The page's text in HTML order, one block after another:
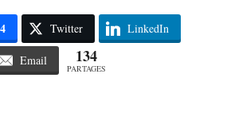
Twitter LinkedIn
Email 134
PARTAGES